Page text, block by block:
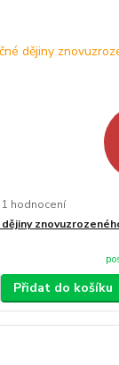
1 hodnocení
dějiny
Přidat do košíku